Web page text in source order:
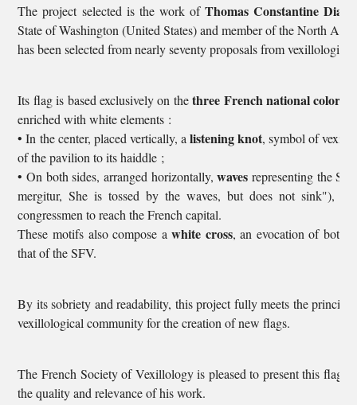
The project selected is the work of Thomas Constantine
State of Washington (United States) and member of the North
has been selected from nearly seventy proposals from
Its flag is based exclusively on thethree French national colors
enriched with white elements :
• In the center, placed vertically, a listening knot, symbol of
of the pavilion to its haiddle ;
• On both sides, arranged horizontally,waves representing the
mergitur, She is tossed by the waves, but does not sink"),
congressmen to reach the French capital.
These motifs also compose awhite cross, an evocation of both
that of the SFV.
By its sobriety and readability, this project fully meets the
vexillological community for the creation of new flags.
The French Society of Vexillology is pleased to present this flag
the quality and relevance of his work.